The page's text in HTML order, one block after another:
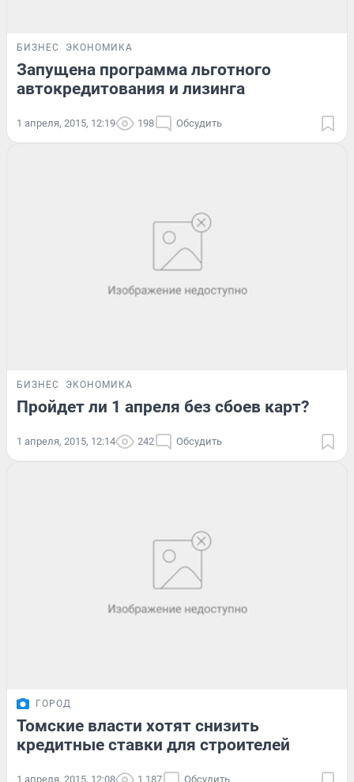
БИЗНЕС ЭКОНОМИКА
Запущена программа льготного
автокредитования и лизинга
1 апреля, 2015, 12:19 198 Обсудить
БИЗНЕС ЭКОНОМИКА
Пройдет ли 1 апреля без сбоев карт?
1 апреля, 2015, 12:14 242 Обсудить
ГОРОД
Томские власти хотят снизить
кредитные ставки для строителей
1 апреля, 2015, 12:08 1 187 Обсудить